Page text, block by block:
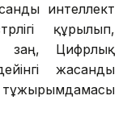
интеллект
құрылып,
заң, Цифрлық
жасанды